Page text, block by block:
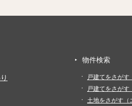
物件検索
戸建てをさがす
戸建てをさがす
土地をさがす（